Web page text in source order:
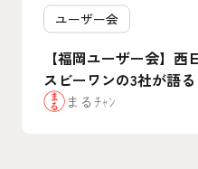
ユーザー会
【福岡ユーザー会】
スビーワンの3社が語
のリアルな”腹割”活用
まるﾁｬﾝ